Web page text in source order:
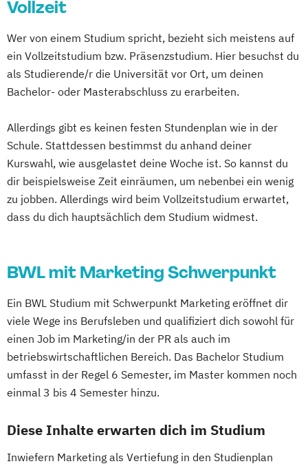
Vollzeit
Wer von einem Studium spricht, bezieht sich meistens auf
ein Vollzeitstudium bzw. Präsenzstudium. Hier besuchst du
als Studierende/r die Universität vor Ort, um deinen
Bachelor- oder Masterabschluss zu erarbeiten.
Allerdings gibt es keinen festen Stundenplan wie in der
Schule. Stattdessen bestimmst du anhand deiner
Kurswahl, wie ausgelastet deine Woche ist. So kannst du
dir beispielsweise Zeit einräumen, um nebenbei ein wenig
zu jobben. Allerdings wird beim Vollzeitstudium erwartet,
dass du dich hauptsächlich dem Studium widmest.
BWL mit Marketing Schwerpunkt
Ein BWL Studium mit Schwerpunkt Marketing eröffnet dir
viele Wege ins Berufsleben und qualifiziert dich sowohl für
einen Job im Marketing/in der PR als auch im
betriebswirtschaftlichen Bereich. Das Bachelor Studium
umfasst in der Regel 6 Semester, im Master kommen noch
einmal 3 bis 4 Semester hinzu.
Diese Inhalte erwarten dich im Studium
Inwiefern Marketing als Vertiefung in den Studienplan